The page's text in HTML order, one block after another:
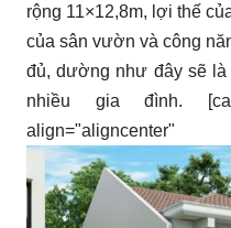
rộng 11×12,8m, lợi thế
của sân vườn và công
đủ, dường như đây sẽ
nhiều gia đình.